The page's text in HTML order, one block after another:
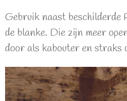
Gebruik naast beschilderde
de blanke. Die zijn meer
door als kabouter en straks